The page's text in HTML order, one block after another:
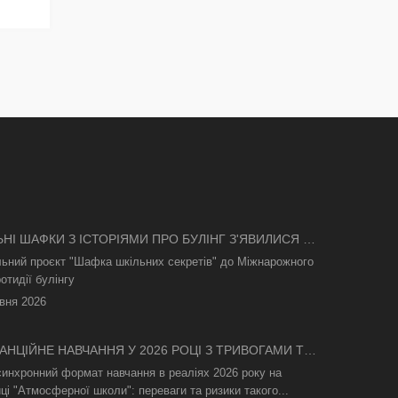
ШАФКИ З ІСТОРІЯМИ ПРО БУЛІНГ З'ЯВИЛИСЯ В
проєкт "Шафка шкільних секретів" до Міжнарожного
булінгу
2026
НАВЧАННЯ У 2026 РОЦІ З ТРИВОГАМИ ТА
ЯК АСИНХРОННИЙ ФОРМАТ РЯТУЄ
ПРОЦЕС
формат навчання в реаліях 2026 року на
"Атмосферної школи": переваги та ризики такого...